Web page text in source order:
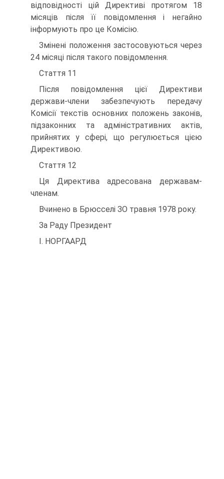
відповідності цій Директиві протягом 18
місяців після її повідомлення і негайно
інформують про це Комісію.
Змінені положення застосовуються через
24 місяці після такого повідом­лення.
Стаття 11
Після повідомлення цієї Директиви
держави-члени забезпечують передачу
Комісії текстів основних положень законів,
підзаконних та адміністративних актів,
прийнятих у сфері, що регулюється цією
Директивою.
Стаття 12
Ця Директива адресована державам-
членам.
Вчинено в Брюсселі ЗО травня 1978 року.
За Раду Президент
І. НОРГААРД